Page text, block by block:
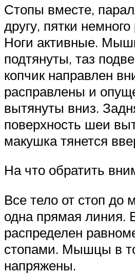
Стопы вместе,
другу, пятки
Ноги активные.
подтянуты, таз
копчик направлен
расправлены и
вытянуты вниз.
поверхность шеи
макушка тянется
На что обратить
Все тело от стоп
одна прямая линия.
распределен
стопами. Мышцы в
напряжены.